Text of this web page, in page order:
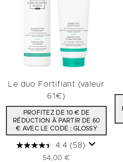
Le duo Fortifiant (valeur
61€)
PROFITEZ DE 10 € DE
RÉDUCTION À PARTIR DE 60
€ AVEC LE CODE : GLOSSY
4.4 (58)
54,00 €